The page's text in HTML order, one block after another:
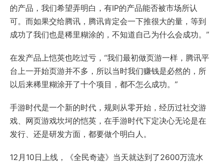
的产品，我们希望弄明白，有IP的产品能否被市场所认
可。而如果交给腾讯，腾讯肯定会一下推很大的量，等到
成功了我们也是稀里糊涂的，不知道自己为什么会成功。”
在发产品上恺英也吃过亏，“我们最初做页游一样，腾讯平
台上一开始页游并不多，所以当时我们赚钱是必然的，所
以后来稀里糊涂开了十个项目，都不怎么成功。”
手游时代是一个新的时代，规则从零开始，经历过社交游
戏、网页游戏坎坷的恺英，在手游时代下定决心无论是在
发行、还是研发方面，都要做个明白人。
12月10日上线，《全民奇迹》当天就达到了2600万流水